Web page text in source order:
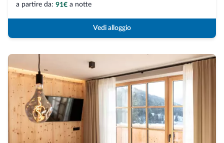
a partire da: 91€ a notte
Vedi alloggio